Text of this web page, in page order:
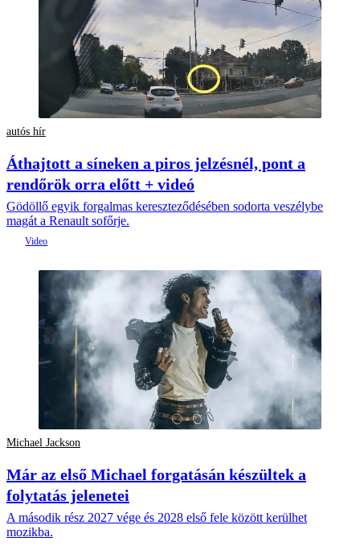
autós hír
Áthajtott a síneken a piros jelzésnél, pont a
rendőrök orra előtt + videó
Gödöllő egyik forgalmas kereszteződésében sodorta veszélybe
magát a Renault sofőrje.
Michael Jackson
Már az első Michael forgatásán készültek a
folytatás jelenetei
A második rész 2027 vége és 2028 első fele között kerülhet
mozikba.